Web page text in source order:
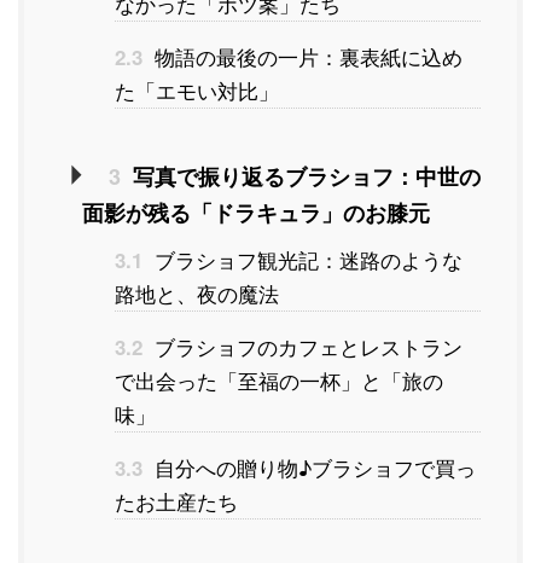
2.3 物語の最後の一片：裏表紙に込め
た「エモい対比」
3 写真で振り返るブラショフ：中世の
面影が残る「ドラキュラ」のお膝元
3.1 ブラショフ観光記：迷路のような
路地と、夜の魔法
3.2 ブラショフのカフェとレストラン
で出会った「至福の一杯」と「旅の
味」
3.3 自分への贈り物♪ブラショフで買っ
たお土産たち